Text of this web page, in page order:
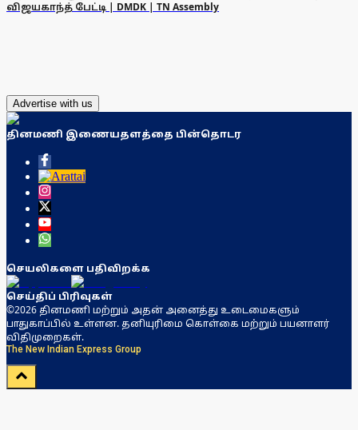
விஜயகாந்த் பேட்டி | DMDK | TN Assembly
Advertise with us
தினமணி இணையதளத்தை பின்தொடர
செயலிகளை பதிவிறக்க
செய்திப் பிரிவுகள்
©2026 தினமணி மற்றும் அதன் அனைத்து உடைமைகளும்
பாதுகாப்பில் உள்ளன. தனியுரிமை கொள்கை மற்றும் பயனாளர்
விதிமுறைகள்.
The New Indian Express Group